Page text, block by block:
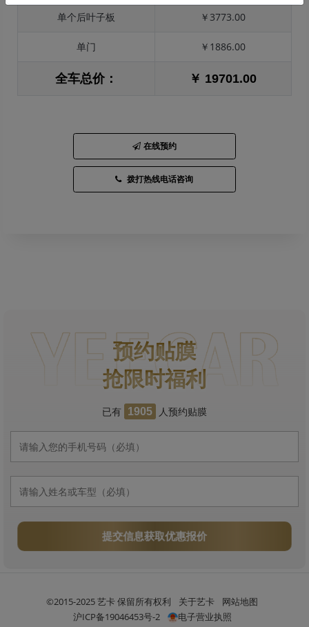
单个后叶子板 ￥3773.00
单门 ￥1886.00
全车总价： ￥ 19701.00
在线预约
拨打热线电话咨询
预约贴膜
抢限时福利
已有 1905 人预约贴膜
提交信息获取优惠报价
©2015-2025 艺卡 保留所有权利 关于艺卡
网站地图
沪ICP备19046453号-2
电子营业执照